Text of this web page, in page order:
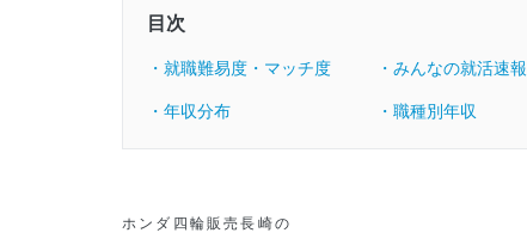
目次
・就職難易度・マッチ度 ・みんなの就活速報
・年収分布 ・職種別年収
ホンダ四輪販売長崎の